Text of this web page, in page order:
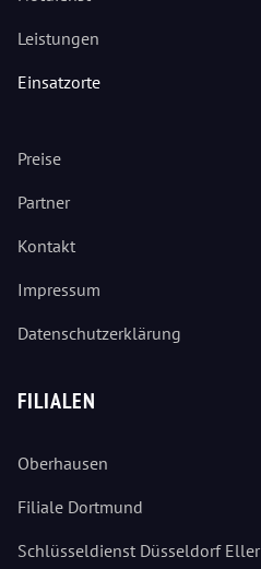
Leistungen
Einsatzorte
Preise
Partner
Kontakt
Impressum
Datenschutzerklärung
FILIALEN
Oberhausen
Filiale Dortmund
Schlüsseldienst Düsseldorf Eller